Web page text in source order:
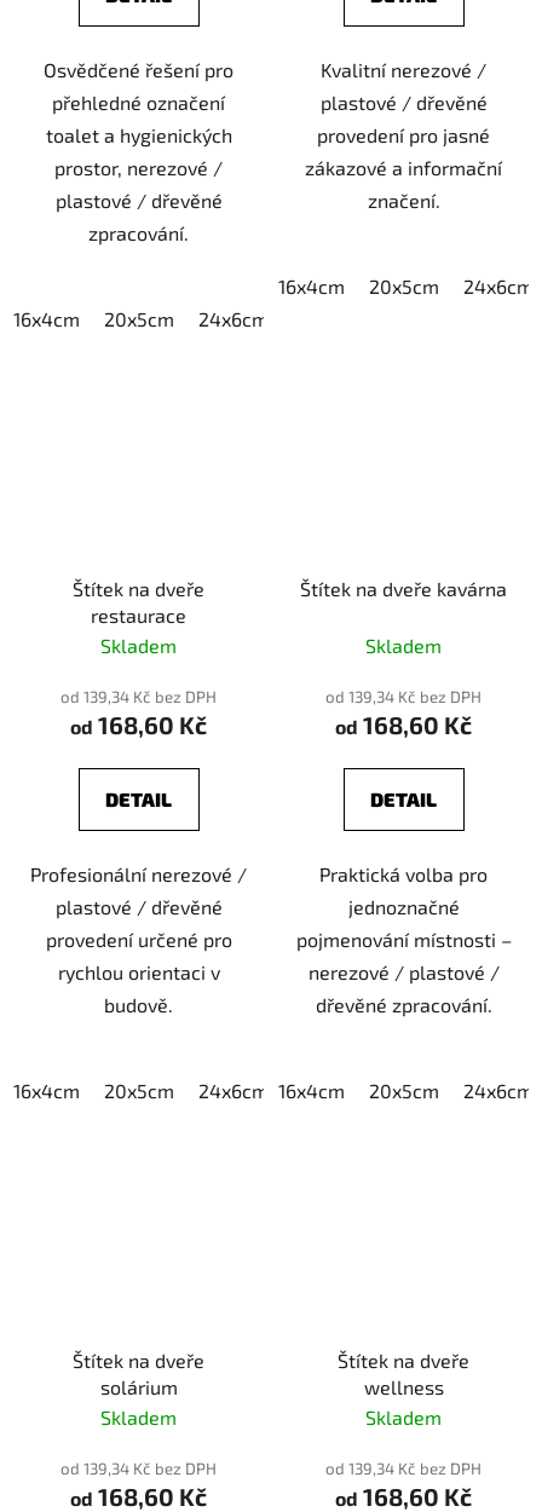
Osvědčené řešení pro
přehledné označení
toalet a hygienických
prostor, nerezové /
plastové / dřevěné
zpracování.
16x4cm 20x5cm 24x6cm
Kvalitní nerezové /
plastové / dřevěné
provedení pro jasné
zákazové a informační
značení.
16x4cm 20x5cm 24x6cm
Štítek na dveře
restaurace
Skladem
od 139,34 Kč bez DPH
od 168,60 Kč
DETAIL
Profesionální nerezové /
plastové / dřevěné
provedení určené pro
rychlou orientaci v
budově.
16x4cm 20x5cm 24x6cm 30x7,5cm 40x10cm
Štítek na dveře kavárna
Skladem
od 139,34 Kč bez DPH
od 168,60 Kč
DETAIL
Praktická volba pro
jednoznačné
pojmenování místnosti –
nerezové / plastové /
dřevěné zpracování.
16x4cm 20x5cm 24x6cm
Štítek na dveře
solárium
Skladem
od 139,34 Kč bez DPH
od 168,60 Kč
Štítek na dveře
wellness
Skladem
od 139,34 Kč bez DPH
od 168,60 Kč